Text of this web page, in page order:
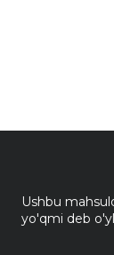
Ushbu
yo'qmi deb